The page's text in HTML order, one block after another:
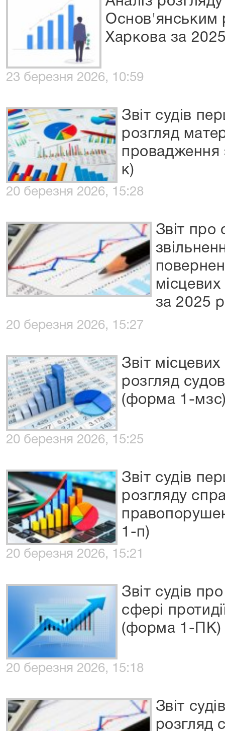
Основ'янським
Харкова за
23 березня 2026, 10:59
Звіт судів
розгляд
провадження
к)
20 березня 2026, 15:28
Звіт про
за 2025
20 березня 2026, 15:27
Звіт
розгляд
(форма 1-
20 березня 2026, 15:25
Звіт судів
розгляду
1-п)
20 березня 2026, 15:21
Звіт судів
сфері
(форма 1-ПК)
20 березня 2026, 15:18
Звіт
розгляд